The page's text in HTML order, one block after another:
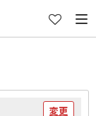
変更